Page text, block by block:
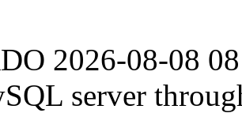
2026-08-08
server